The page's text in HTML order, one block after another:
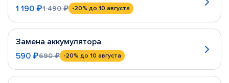
1 190 ₽1 490 ₽ -20% до 10 августа
Замена аккумулятора
590 ₽690 ₽ -20% до 10 августа